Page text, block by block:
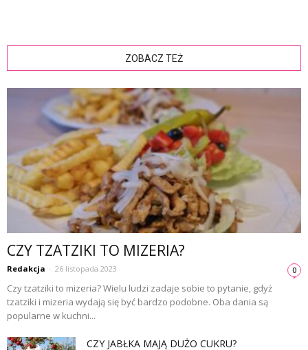
ZOBACZ TEŻ
CZY TZATZIKI TO MIZERIA?
Redakcja - 26 listopada 2023 0
Czy tzatziki to mizeria? Wielu ludzi zadaje sobie to pytanie, gdyż
tzatziki i mizeria wydają się być bardzo podobne. Oba dania są
popularne w kuchni...
CZY JABŁKA MAJĄ DUŻO CUKRU?